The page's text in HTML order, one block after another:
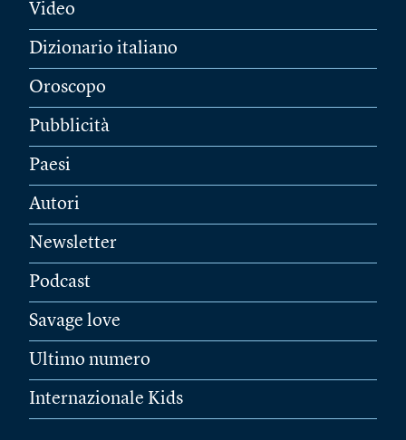
Video
Dizionario italiano
Oroscopo
Pubblicità
Paesi
Autori
Newsletter
Podcast
Savage love
Ultimo numero
Internazionale Kids